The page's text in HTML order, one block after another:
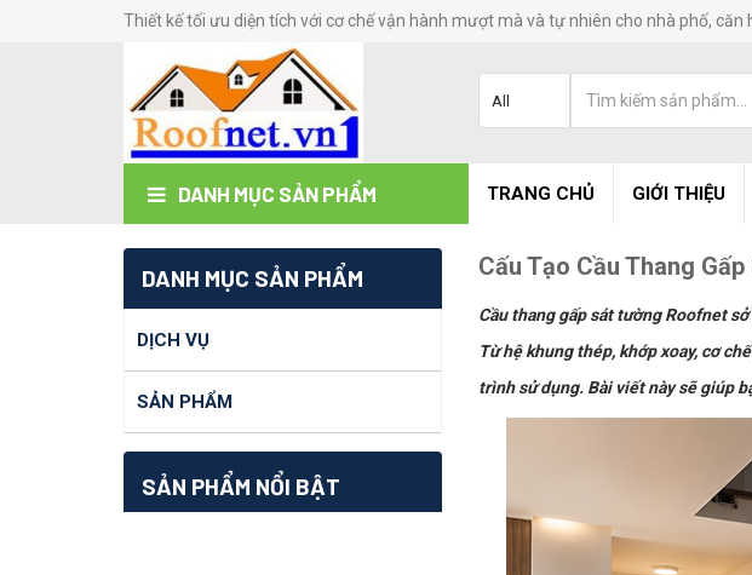
Thiết kế tối ưu diện tích với cơ chế vận hành mượt mà và tự nhiên cho nhà phố, căn
DANH MỤC SẢN PHẨM TRANG CHỦ GIỚI THIỆU
DANH MỤC SẢN PHẨM
DỊCH VỤ
SẢN PHẨM
SẢN PHẨM NỔI BẬT
Cấu Tạo Cầu Thang
Cầu thang gấp sát tường Roofnet
Từ hệ khung thép, khớp xoay, cơ
trình sử dụng. Bài viết này sẽ giúp